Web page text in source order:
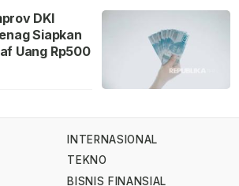
DKI
Siapkan
Uang Rp500
INTERNASIONAL
TEKNO
BISNIS FINANSIAL